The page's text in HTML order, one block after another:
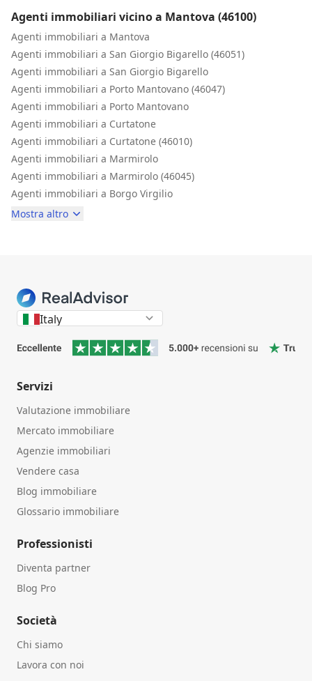
Agenti immobiliari vicino a Mantova (46100)
Agenti immobiliari a Mantova
Agenti immobiliari a San Giorgio Bigarello (46051)
Agenti immobiliari a San Giorgio Bigarello
Agenti immobiliari a Porto Mantovano (46047)
Agenti immobiliari a Porto Mantovano
Agenti immobiliari a Curtatone
Agenti immobiliari a Curtatone (46010)
Agenti immobiliari a Marmirolo
Agenti immobiliari a Marmirolo (46045)
Agenti immobiliari a Borgo Virgilio
Mostra altro
Italy
Servizi
Valutazione immobiliare
Mercato immobiliare
Agenzie immobiliari
Vendere casa
Blog immobiliare
Glossario immobiliare
Professionisti
Diventa partner
Blog Pro
Società
Chi siamo
Lavora con noi